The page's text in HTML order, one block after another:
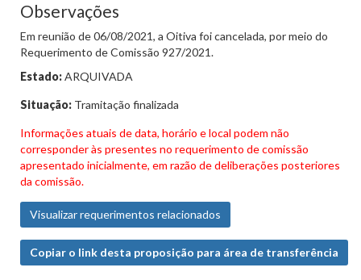
Observações
Em reunião de 06/08/2021, a Oitiva foi cancelada, por meio do
Requerimento de Comissão 927/2021.
Estado:ARQUIVADA
Situação: Tramitação finalizada
Informações atuais de data, horário e local podem não
corresponder às presentes no requerimento de comissão
apresentado inicialmente, em razão de deliberações posteriores
da comissão.
Visualizar requerimentos relacionados
Copiar o link desta proposição para área de transferência